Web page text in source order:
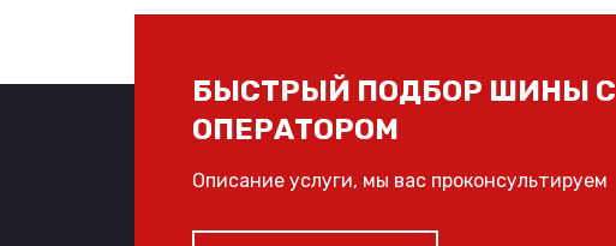
БЫСТРЫЙ ПОДБОР ШИНЫ С
ОПЕРАТОРОМ
Описание услуги, мы вас проконсультируем